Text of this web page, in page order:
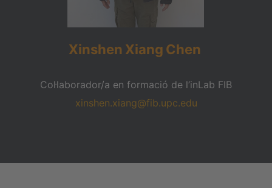
Xinshen Xiang Chen
Col·laborador/a en formació de l’inLab FIB
xinshen.xiang@fib.upc.edu